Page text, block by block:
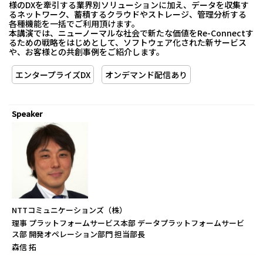
様のDXを牽引する業界別ソリューションに加え、データを収集す
るネットワーク、蓄積するクラウドやストレージ、管理分析する
各種機能を一括でご利用頂けます。
本講演では、ニューノーマルな社会で新たな価値をRe-Connectす
るための戦略をはじめとして、ソフトウェア化された新サービス
や、お客様との共創事例をご紹介します。
エンタープライズDX
オンデマンド配信あり
Speaker
NTTコミュニケーションズ（株）
理事 プラットフォームサービス本部 データプラットフォームサービ
ス部 開発オペレーション部門 担当部長
森信 拓